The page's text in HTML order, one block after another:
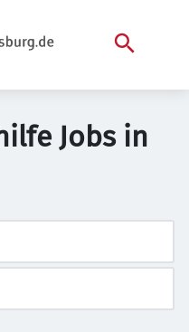
Jobs in